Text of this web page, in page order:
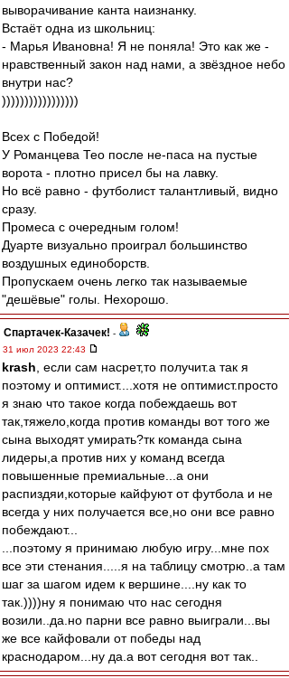
выворачивание канта наизнанку.
Встаёт одна из школьниц:
- Марья Ивановна! Я не поняла! Это как же -
нравственный закон над нами, а звёздное небо
внутри нас?
)))))))))))))))))
Всех с Победой!
У Романцева Тео после не-паса на пустые
ворота - плотно присел бы на лавку.
Но всё равно - футболист талантливый, видно
сразу.
Промеса с очередным голом!
Дуарте визуально проиграл большинство
воздушных единоборств.
Пропускаем очень легко так называемые
"дешёвые" голы. Нехорошо.
Спартачек-Казачек! -
31 июл 2023 22:43
krash , если сам насрет,то получит.а так я
поэтому и оптимист....хотя не оптимист.просто
я знаю что такое когда побеждаешь вот
так,тяжело,когда против команды вот того же
сына выходят умирать?тк команда сына
лидеры,а против них у команд всегда
повышенные премиальные...а они
распиздяи,которые кайфуют от футбола и не
всегда у них получается все,но они все равно
побеждают...
...поэтому я принимаю любую игру...мне пох
все эти стенания.....я на таблицу смотрю..а там
шаг за шагом идем к вершине....ну как то
так.))))ну я понимаю что нас сегодня
возили..да.но парни все равно выиграли...вы
же все кайфовали от победы над
краснодаром...ну да.а вот сегодня вот так..